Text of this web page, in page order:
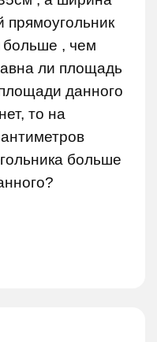
прямоугольник
больше , чем
ли площадь
данного
то на
больше